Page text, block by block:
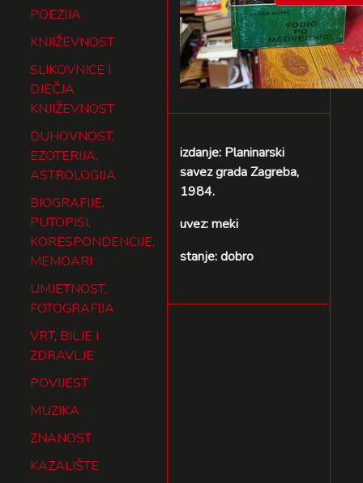
POEZIJA
KNJIŽEVNOST
SLIKOVNICE I
DJEČJA
KNJIŽEVNOST
DUHOVNOST,
EZOTERIJA,
ASTROLOGIJA
BIOGRAFIJE,
PUTOPISI,
KORESPONDENCIJE,
MEMOARI
UMJETNOST,
FOTOGRAFIJA
VRT, BILJE I
ZDRAVLJE
POVIJEST
MUZIKA
ZNANOST
KAZALIŠTE
izdanje: Planinarski
savez grada Zagreba,
1984.
uvez: meki
stanje: dobro